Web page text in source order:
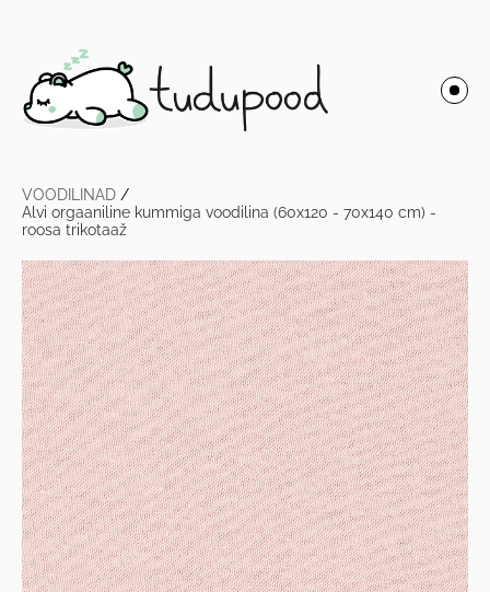
VOODILINAD /
Alvi orgaaniline kummiga voodilina (60x120 - 70x140 cm) -
roosa trikotaaž